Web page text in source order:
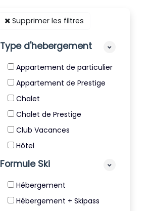
Supprimer les filtres
Type d'hebergement
Appartement de particulier
Appartement de Prestige
Chalet
Chalet de Prestige
Club Vacances
Hôtel
Résidence
et 5*
Villa
Formule Ski
Hébergement
Hébergement + Skipass